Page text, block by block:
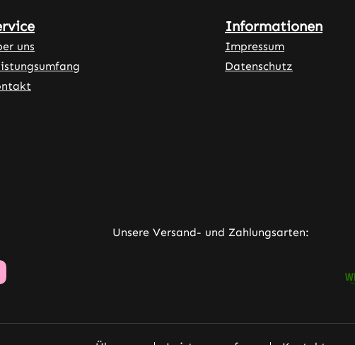
(externer Link)
Tab (externer Link)
in neuem Tab (externer Link)
(externer Link)
uns
Informationen
Impressum
Datenschutz
Unsere Versand- und Zahlungsarten: